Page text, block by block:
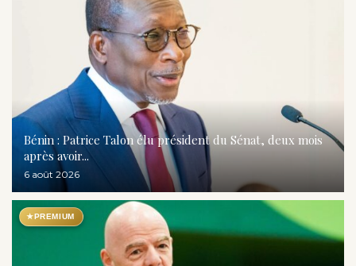
Bénin : Patrice Talon élu président du Sénat, deux mois
après avoir...
6 août 2026
★ PREMIUM